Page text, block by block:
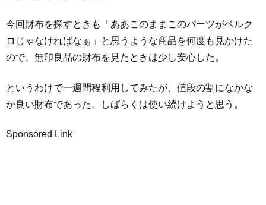
今回財布を探すときも「ああこのままこのパーツがベルク
ロじゃなければなぁ」と思うような商品を何度も見かけた
ので、無印良品の財布を見たときは少し安心した。
というわけで一週間程利用してみたが、値段の割になかな
か良い財布であった。しばらくは使い続けようと思う。
Sponsored Link